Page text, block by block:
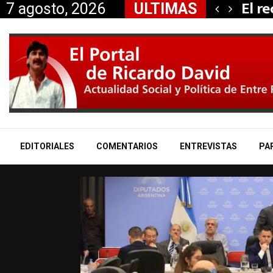
7 agosto, 2026 ULTIMAS El
EDITORIALES COMENTARIOS ENTREVISTAS